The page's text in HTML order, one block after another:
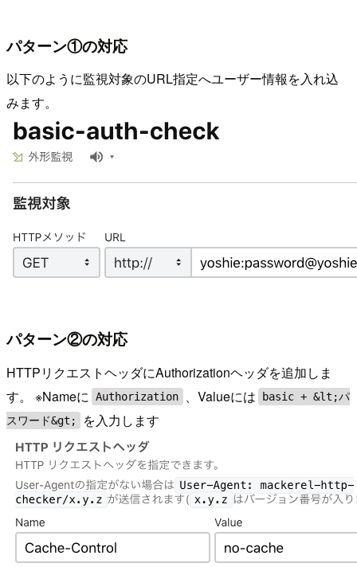
パターン①の対応
以下のように監視対象のURL指定へユーザー情報を入れ込
みます。
パターン②の対応
HTTPリクエストヘッダにAuthorizationヘッダを追加しま
す。 ※Nameに Authorization 、Valueには
basic + &lt;パ
スワード&gt;
を入力します